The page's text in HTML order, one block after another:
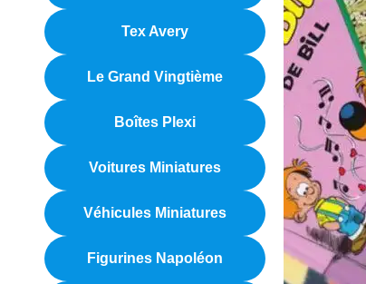
Tex Avery
Le Grand Vingtième
Boîtes Plexi
Voitures Miniatures
Véhicules Miniatures
Figurines Napoléon